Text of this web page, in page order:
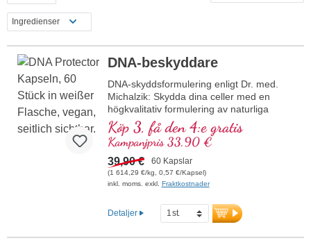
Ingredienser
DNA-beskyddare
DNA-skyddsformulering enligt Dr. med.
Michalzik: Skydda dina celler med en
högkvalitativ formulering av naturliga
ingredienser som OPC, granatäpple,
lutein, selen och betakaroten. Denna
formulering stödjer skyddet av DNA,
lipider och proteiner mot oxidativ stress.
Selen bidrar till att skydda cellerna mot
oxidativ stress. Vegansk, fri från alla
mer information om DNA Protector
Köp 3, få den 4:e gratis
Kampanjpris 33,90 €
39,90 € 60 Kapslar
(1 614,29 €/kg, 0,57 €/Kapsel)
inkl. moms. exkl. Fraktkostnader
Detaljer